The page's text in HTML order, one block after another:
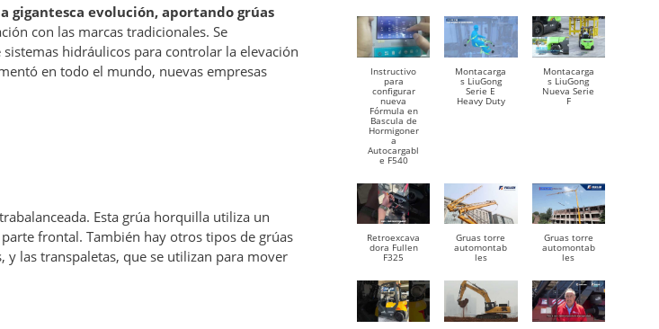
evolución, aportando grúas
con las marcas tradicionales. Se
hidráulicos para controlar la elevación
en todo el mundo, nuevas empresas
Esta grúa horquilla utiliza un
frontal. También hay otros tipos de grúas
y las transpaletas, que se utilizan para mover
Instructivo
para
configurar
nueva
Fórmula en
Bascula de
Hormigoner
a
Autocargabl
e F540
Montacarga
s LiuGong
Serie E
Heavy Duty
Montacarga
s LiuGong
Nueva Serie
F
Retroexcava
dora Fullen
F325
Gruas torre
automontab
les
Gruas torre
automontab
les